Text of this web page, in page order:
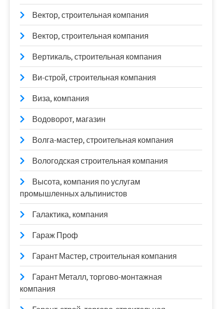
Вектор, строительная компания
Вектор, строительная компания
Вертикаль, строительная компания
Ви-строй, строительная компания
Виза, компания
Водоворот, магазин
Волга-мастер, строительная компания
Вологодская строительная компания
Высота, компания по услугам
промышленных альпинистов
Галактика, компания
Гараж Проф
Гарант Мастер, строительная компания
Гарант Металл, торгово-монтажная
компания